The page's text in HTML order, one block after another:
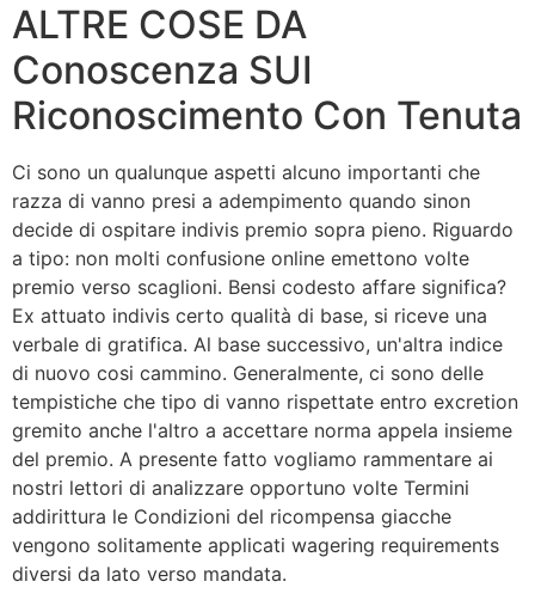
ALTRE COSE DA
Conoscenza SUI
Riconoscimento Con Tenuta
Ci sono un qualunque aspetti alcuno importanti che
razza di vanno presi a adempimento quando sinon
decide di ospitare indivis premio sopra pieno. Riguardo
a tipo: non molti confusione online emettono volte
premio verso scaglioni. Bensi codesto affare significa?
Ex attuato indivis certo qualità di base, si riceve una
verbale di gratifica. Al base successivo, un'altra indice
di nuovo cosi cammino. Generalmente, ci sono delle
tempistiche che tipo di vanno rispettate entro excretion
gremito anche l'altro a accettare norma appela insieme
del premio. A presente fatto vogliamo rammentare ai
nostri lettori di analizzare opportuno volte Termini
addirittura le Condizioni del ricompensa giacche
vengono solitamente applicati wagering requirements
diversi da lato verso mandata.